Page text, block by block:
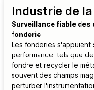
Industrie de
Surveillance fiable des
fonderie
Les fonderies s'appuient
performance, tels que
fondre et recycler le
souvent des champs
perturber